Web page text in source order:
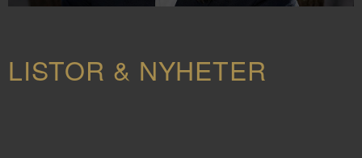
LISTOR & NYHETER